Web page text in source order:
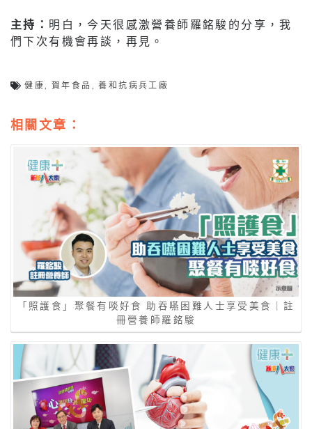
主持： 明白，今天很感激營養師羅銘駿的分享，我
們下次有機會再談，再見。
健康,賀年食品 ,養和抗病兵工廠
相關文章：
「照護食」聚餐有啖好食 助吞嚥困難人士享受美食｜註
冊營養師羅銘駿